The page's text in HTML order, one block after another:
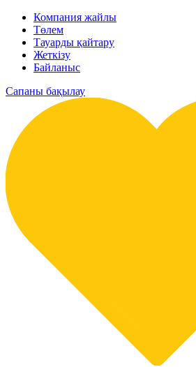
Компания жайлы
Төлем
Тауарды қайтару
Жеткізу
Байланыс
Сапаны бақылау